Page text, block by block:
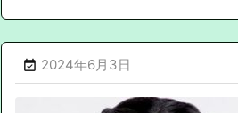
 2024年6月3日